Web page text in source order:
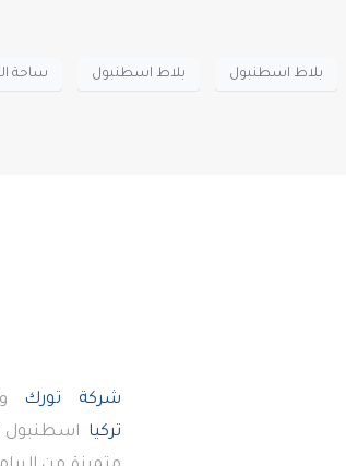
بلاط اسطنبول بلاط اسطنبول ساحة
شركة تورك
تركيا اسطنبول